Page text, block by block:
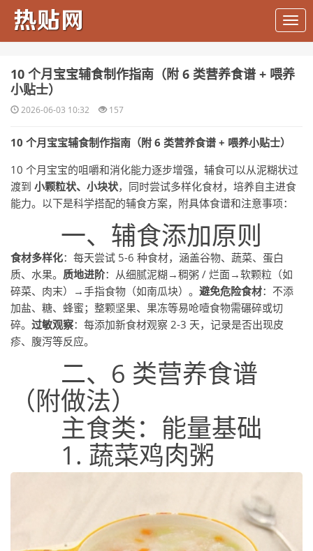
​10 个月宝宝辅食制作指南（附 6 类营养食谱 + 喂养
小贴士）
2026-06-03 10:32 157
10 个月宝宝辅食制作指南（附 6 类营养食谱 + 喂养小贴士）
10 个月宝宝的咀嚼和消化能力逐步增强，辅食可以从泥糊状过
渡到 小颗粒状、小块状，同时尝试多样化食材，培养自主进食
能力。以下是科学搭配的辅食方案，附具体食谱和注意事项：
一、辅食添加原则
食材多样化：每天尝试 5-6 种食材，涵盖谷物、蔬菜、蛋白
质、水果。 质地进阶：从细腻泥糊→稠粥 / 烂面→软颗粒（如
碎菜、肉末）→手指食物（如南瓜块）。 避免危险食材：不添
加盐、糖、蜂蜜；整颗坚果、果冻等易呛噎食物需碾碎或切
碎。 过敏观察：每添加新食材观察 2-3 天，记录是否出现皮
疹、腹泻等反应。
二、6 类营养食谱
（附做法）
主食类：能量基础
1. 蔬菜鸡肉粥